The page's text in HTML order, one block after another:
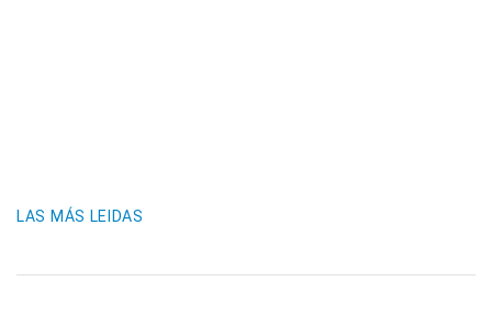
LAS MÁS LEIDAS